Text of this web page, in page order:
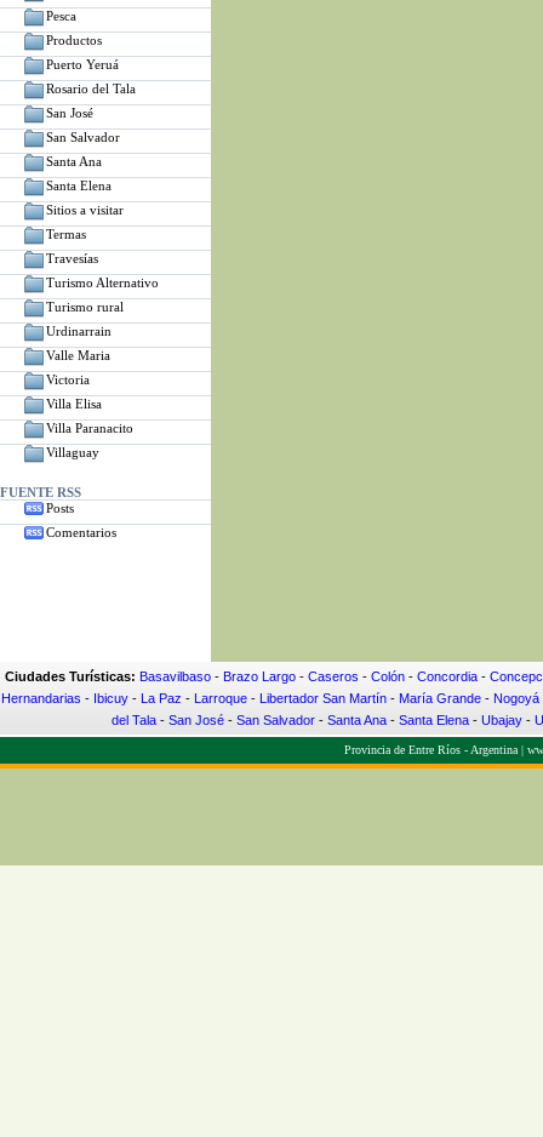
Pesca
Productos
Puerto Yeruá
Rosario del Tala
San José
San Salvador
Santa Ana
Santa Elena
Sitios a visitar
Termas
Travesías
Turismo Alternativo
Turismo rural
Urdinarrain
Valle Maria
Victoria
Villa Elisa
Villa Paranacito
Villaguay
FUENTE RSS
Posts
Comentarios
Ciudades Turísticas: Basavilbaso- Brazo Largo- Caseros - Colón- Concordia-
Hernandarias - Ibicuy - La Paz - Larroque - Libertador San Martín - María Grande - Nogoyá
del Tala- San José- San Salvador- Santa Ana- Santa Elena- Ubajay-
Provincia de Entre Ríos - Argentina |